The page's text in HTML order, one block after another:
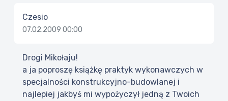
Czesio
07.02.2009 00:00
Drogi Mikołaju!
a ja poproszę książkę praktyk wykonawczych w
specjalności konstrukcyjno-budowlanej i
najlepiej jakbyś mi wypożyczył jedną z Twoich